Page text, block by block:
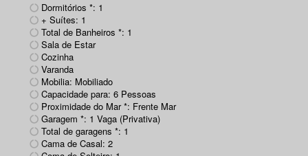
Dormitórios *: 1
+ Suítes: 1
Total de Banheiros *: 1
Sala de Estar
Cozinha
Varanda
Mobilia: Mobiliado
Capacidade para: 6 Pessoas
Proximidade do Mar *: Frente Mar
Garagem *: 1 Vaga (Privativa)
Total de garagens *: 1
Cama de Casal: 2